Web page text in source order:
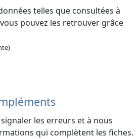
telles que consultées à
pouvez les retrouver grâce
les erreurs et à nous
qui complètent les fiches.